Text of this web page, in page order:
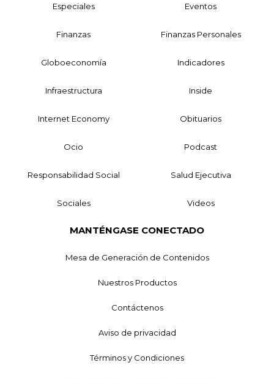
Especiales Eventos
Finanzas Finanzas Personales
Globoeconomía Indicadores
Infraestructura Inside
Internet Economy Obituarios
Ocio Podcast
Responsabilidad Social Salud Ejecutiva
Sociales Videos
MANTÉNGASE CONECTADO
Mesa de Generación de Contenidos
Nuestros Productos
Contáctenos
Aviso de privacidad
Términos y Condiciones